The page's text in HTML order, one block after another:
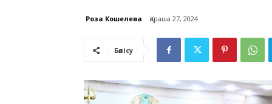
Роза Кошелева Қараша 27, 2024
Бөлісу